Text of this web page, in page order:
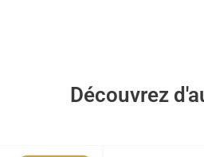
Découvrez